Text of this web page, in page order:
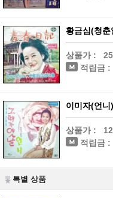
황금심(청
상품가 :
적립금 :
이미자(언
상품가 :
적립금 :
특별 상품